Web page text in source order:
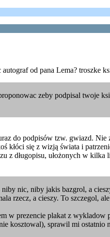
od pana Lema? troszke
zeby podpisal twoje
do podpisów tzw. gwiazd.
kłóci się z wizją świata i
z długopisu, ułożonych w kilka
nic, niby jakis bazgrol, a
rzecz, a cieszy. To szczegol,
w prezencie plakat z
kosztowal), sprawil mi ostatnio